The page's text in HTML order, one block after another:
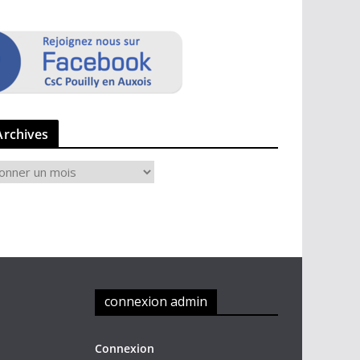
connexion admin
Connexion